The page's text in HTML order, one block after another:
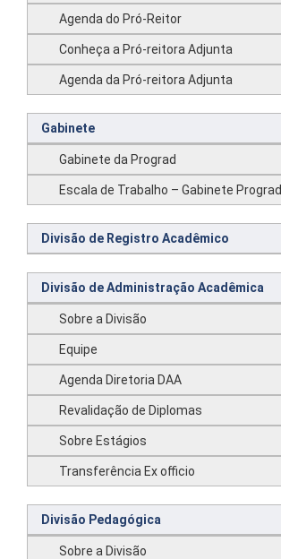
Agenda do Pró-Reitor
Conheça a Pró-reitora Adjunta
Agenda da Pró-reitora Adjunta
Gabinete
Gabinete da Prograd
Escala de Trabalho – Gabinete Prograd
Divisão de Registro Acadêmico
Divisão de Administração Acadêmica
Sobre a Divisão
Equipe
Agenda Diretoria DAA
Revalidação de Diplomas
Sobre Estágios
Transferência Ex officio
Divisão Pedagógica
Sobre a Divisão